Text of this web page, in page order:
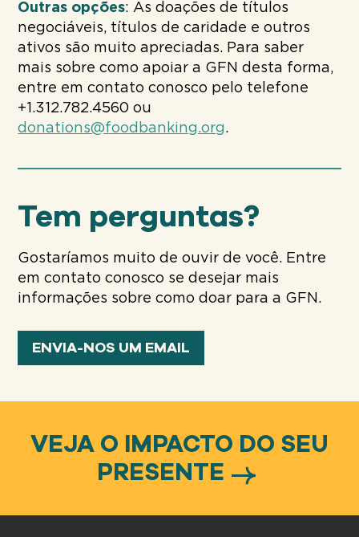
Outras opções: As doações de títulos
negociáveis, títulos de caridade e outros
ativos são muito apreciadas. Para saber
mais sobre como apoiar a GFN desta forma,
entre em contato conosco pelo telefone
+1.312.782.4560 ou
donations@foodbanking.org.
Tem perguntas?
Gostaríamos muito de ouvir de você. Entre
em contato conosco se desejar mais
informações sobre como doar para a GFN.
ENVIA-NOS UM EMAIL
VEJA O IMPACTO DO SEU
PRESENTE